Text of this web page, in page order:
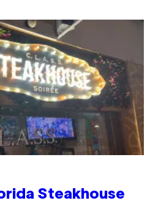
Steakhouse